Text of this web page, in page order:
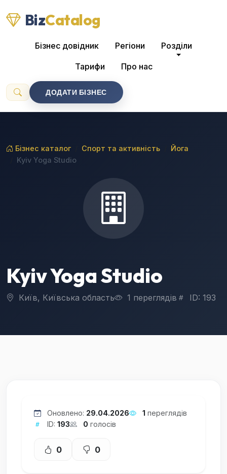
BizCatalog
Бізнес довідник Регіони Розділи
Тарифи Про нас
ДОДАТИ БІЗНЕС
Бізнес каталог Спорт та активність
Йога
Kyiv Yoga Studio
Kyiv Yoga Studio
Київ, Київська область 1 переглядів ID: 193
Оновлено: 29.04.2026 1 переглядів
ID: 193 0 голосів
0 0